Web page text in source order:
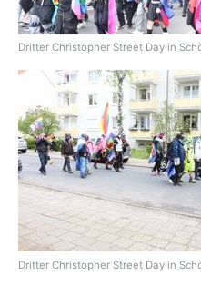
Dritter Christopher Street Day in
Dritter Christopher Street Day in